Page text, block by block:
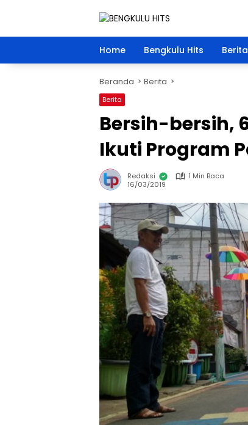
Home Bengkulu Hits Berita
Beranda Berita
Berita
Bersih-bersih,
Ikuti Program
Redaksi
1 Min Baca
16/03/2019